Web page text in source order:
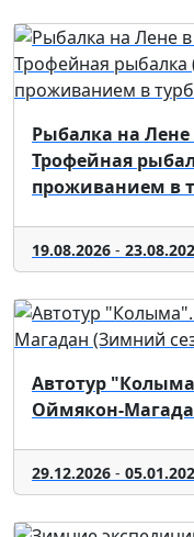
Рыбалка на
Трофейная
проживанием в
19.08.2026 -
Автотур
Оймякон-
29.12.2026 -